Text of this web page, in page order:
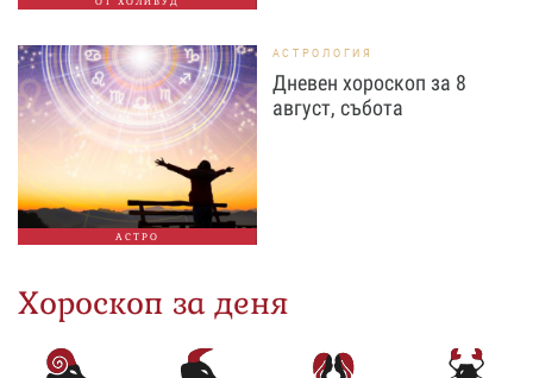
АСТРО
АСТРОЛОГИЯ
Дневен хороскоп за 8
август, събота
Хороскоп за деня